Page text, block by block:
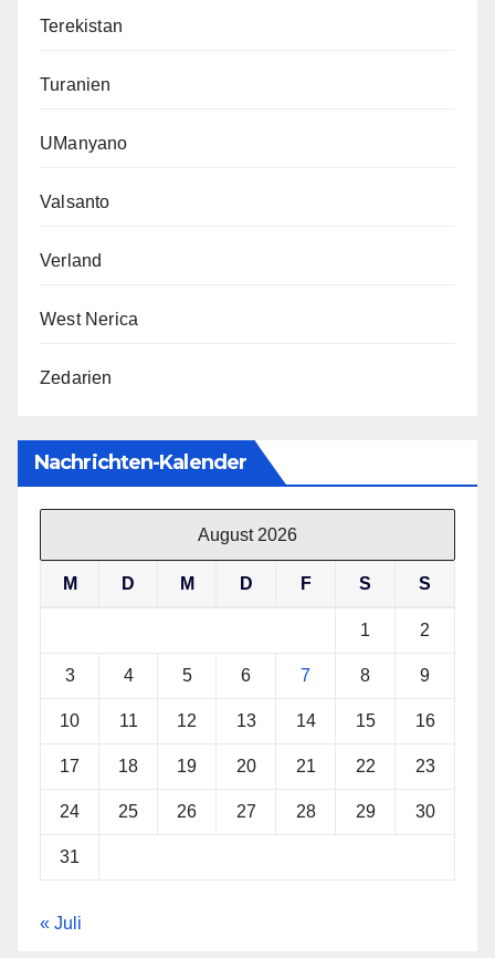
Terekistan
Turanien
UManyano
Valsanto
Verland
West Nerica
Zedarien
Nachrichten-Kalender
August 2026
M D M D F S S
1 2
3 4 5 6 7 8 9
10 11 12 13 14 15 16
17 18 19 20 21 22 23
24 25 26 27 28 29 30
31
« Juli